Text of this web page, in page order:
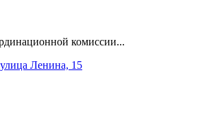
комиссии...
Ленина, 15